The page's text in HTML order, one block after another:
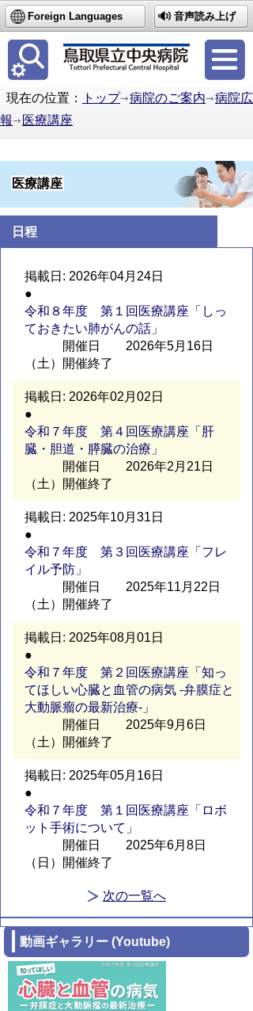
Foreign Languages 音声読み上げ
簡体中文
繁体中文
한국어
現在の位置：
トップ 病院のご案内
病院広
報
医療講座
医療講座
日程
2026年04月24日
令和８年度 第１回医療講座「しっ
ておきたい肺がんの話」
開催日 2026年5月16日
（土）開催終了
2026年02月02日
令和７年度 第４回医療講座「肝
臓・胆道・膵臓の治療」
開催日 2026年2月21日
（土）開催終了
2025年10月31日
令和７年度 第３回医療講座「フレ
イル予防」
開催日 2025年11月22日
（土）開催終了
2025年08月01日
令和７年度 第２回医療講座「知っ
てほしい心臓と血管の病気 -弁膜症と
大動脈瘤の最新治療-」
開催日 2025年9月6日
（土）開催終了
2025年05月16日
令和７年度 第１回医療講座「ロボ
ット手術について」
開催日 2025年6月8日
（日）開催終了
次の一覧へ
動画ギャラリー (Youtube)